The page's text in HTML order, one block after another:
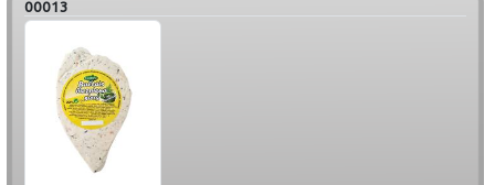
00013